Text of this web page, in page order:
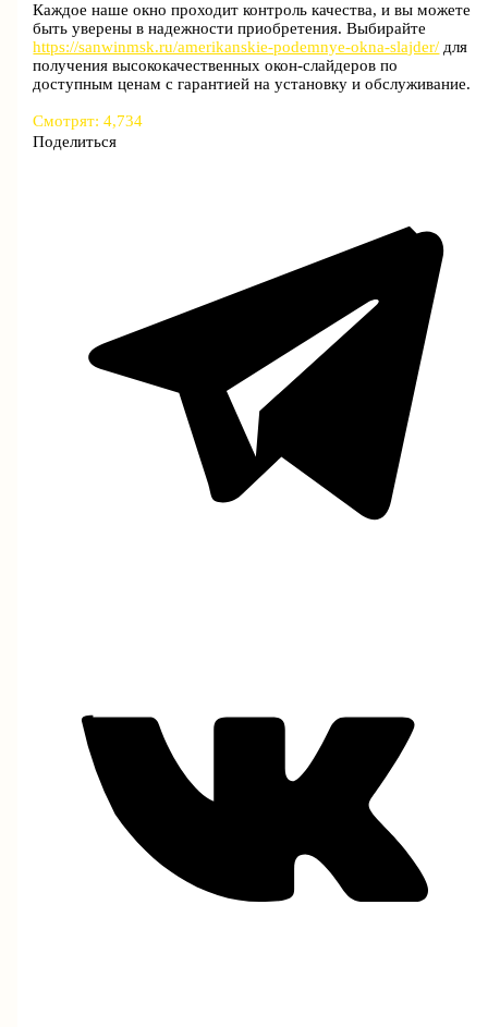
Каждое наше окно проходит контроль качества, и вы можете
быть уверены в надежности приобретения. Выбирайте
https://sanwinmsk.ru/amerikanskie-podemnye-okna-slajder/ для
получения высококачественных окон-слайдеров по
доступным ценам с гарантией на установку и обслуживание.
Смотрят: 4,734
Поделиться